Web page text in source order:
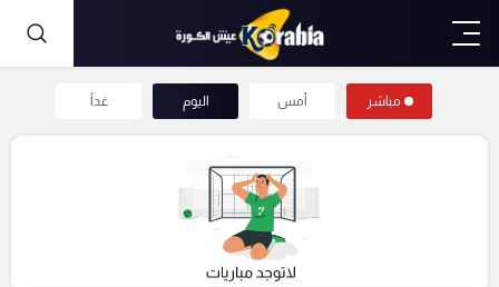
مباشر أمس اليوم غداً